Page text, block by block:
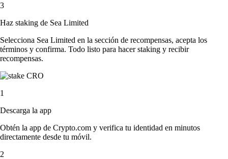
3
Haz staking de Sea Limited
Selecciona Sea Limited en la sección de recompensas, acepta los
términos y confirma. Todo listo para hacer staking y recibir
recompensas.
1
Descarga la app
Obtén la app de Crypto.com y verifica tu identidad en minutos
directamente desde tu móvil.
2